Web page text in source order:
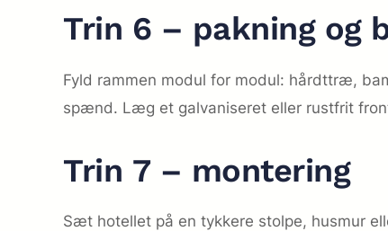
Trin 6 – pakning og
Fyld rammen modul for modul: hårdttræ,
spænd. Læg et galvaniseret eller rustfrit
Trin 7 – montering
Sæt hotellet på en tykkere stolpe, husmur